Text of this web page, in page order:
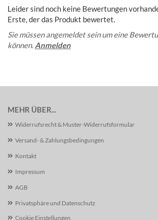
Leider sind noch keine Bewertungen
Erste, der das Produkt bewertet.
Sie müssen angemeldet sein um eine
können. Anmelden
MEHR ÜBER...
Widerrufsrecht & Muster-Widerrufsformular
Versand- & Zahlungsbedingungen
Kontakt
Impressum
AGB
Privatsphäre und Datenschutz
Cookie Einstellungen